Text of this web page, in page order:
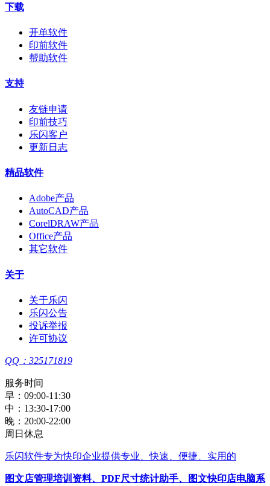
下载
开单软件
印前软件
帮助软件
支持
友链申请
印前技巧
乐闪客户
更新日志
精品软件
Adobe产品
AutoCAD产品
CorelDRAW产品
Office产品
其它软件
关于
关于乐闪
乐闪公告
投诉举报
许可协议
QQ：325171819
服务时间
早：09:00-11:30
中：13:30-17:00
晚：20:00-22:00
周日休息
乐闪软件专为快印企业提供专业、快速、便捷、实用的
图文店管理培训资料、 PDF尺寸统计助手、
图文快印店电脑系